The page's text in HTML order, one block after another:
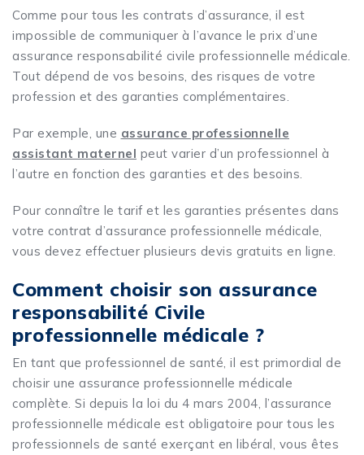
Comme pour tous les contrats d’assurance, il est
impossible de communiquer à l’avance le prix d’une
assurance responsabilité civile professionnelle médicale.
Tout dépend de vos besoins, des risques de votre
profession et des garanties complémentaires.
Par exemple, une assurance professionnelle
assistant maternel peut varier d’un professionnel à
l’autre en fonction des garanties et des besoins.
Pour connaître le tarif et les garanties présentes dans
votre contrat d’assurance professionnelle médicale,
vous devez effectuer plusieurs devis gratuits en ligne.
Comment choisir son assurance
responsabilité Civile
professionnelle médicale ?
En tant que professionnel de santé, il est primordial de
choisir une assurance professionnelle médicale
complète. Si depuis la loi du 4 mars 2004, l’assurance
professionnelle médicale est obligatoire pour tous les
professionnels de santé exerçant en libéral, vous êtes